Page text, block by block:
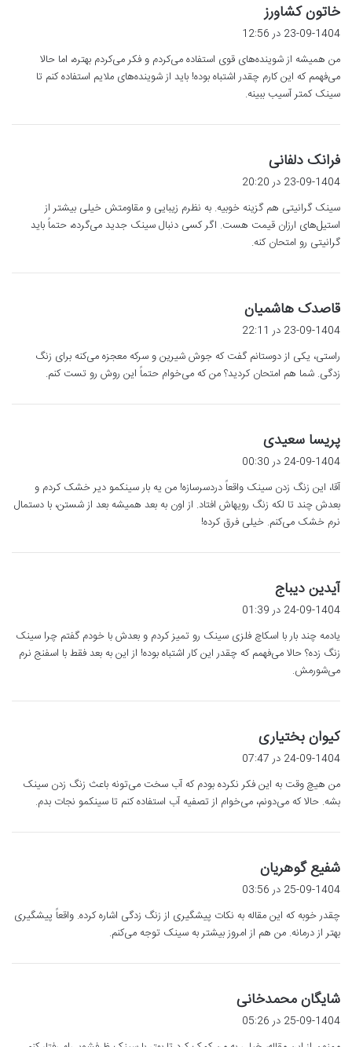
خاتون کشاورز
ف
:
23-09-1404 در 12:56
من همیشه از شوینده‌های قوی استفاده می‌کردم و فکر می‌کردم بهتره، اما حالا
می‌فهمم که این کارم چقدر اشتباه بوده! باید از شوینده‌های ملایم استفاده کنم تا
سینک کمتر آسیب ببینه.
فرانک دلفانی
ف
:
23-09-1404 در 20:20
سینک گرانیتی هم گزینه خوبیه. به نظرم زیبایی و مقاومتش خیلی بیشتر از
استیل‌های ارزان قیمت هست. اگر کسی دنبال سینک جدید می‌گرده، حتماً باید
گرانیتی رو امتحان کنه.
قاصدک هاشمیان
ف
:
23-09-1404 در 22:11
راستی، یکی از دوستانم گفت که جوش شیرین و سرکه معجزه می‌کنه برای زنگ
زدگی. شما هم امتحان کردید؟ من که می‌خوام حتماً این روش رو تست کنم.
پریسا سعیدی
ف
:
24-09-1404 در 00:30
آقا، این زنگ زدن سینک واقعاً دردسرسازه! من یه بار سینکمو دیر خشک کردم و
بعدش چند تا لکه زنگ رویهاش افتاد. از اون به بعد همیشه بعد از شستن، با دستمال
نرم خشک می‌کنم. خیلی فرق کرده!
آیدین دیباج
ت
:
24-09-1404 در 01:39
یادمه چند بار با اسکاچ فلزی سینک رو تمیز کردم و بعدش با خودم گفتم چرا سینک
زنگ زده؟ حالا می‌فهمم که چقدر این کار اشتباه بوده! از این به بعد فقط با اسفنج نرم
می‌شورمش.
کیوان بختیاری
24-09-1404 در 07:47
من هیچ وقت به این فکر نکرده بودم که آب سخت می‌تونه باعث زنگ زدن سینک
بشه. حالا که می‌دونم، می‌خوام از تصفیه آب استفاده کنم تا سینکمو نجات بدم.
شفیع گوهریان
ف
:
25-09-1404 در 03:56
چقدر خوبه که این مقاله به نکات پیشگیری از زنگ زدگی اشاره کرده. واقعاً پیشگیری
بهتر از درمانه. من هم از امروز بیشتر به سینک توجه می‌کنم.
شایگان محمدخانی
25-09-1404 در 05:26